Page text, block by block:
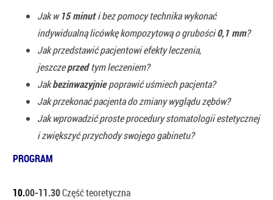
Jak w15 minuti bez pomocy technika wykonać
indywidualną licówkę kompozytową o grubości0,1 mm?
Jak przedstawić pacjentowi efekty leczenia,
jeszczeprzedtym leczeniem?
Jakbezinwazyjniepoprawić uśmiech pacjenta?
Jak przekonać pacjenta do zmiany wyglądu zębów?
Jak wprowadzić proste procedury stomatologii estetycznej
i zwiększyć przychody swojego gabinetu?
PROGRAM
10.00-11.30Część teoretyczna